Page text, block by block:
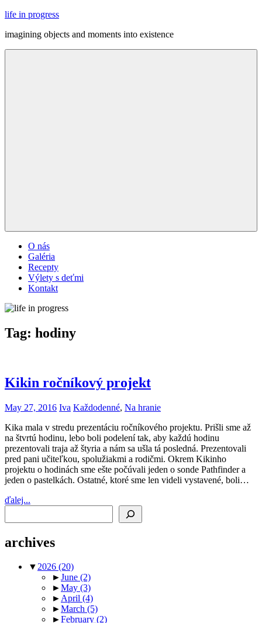
Skip
content
life in progress
imagining objects and moments into existence
O nás
Galéria
Recepty
Výlety s deťmi
Kontakt
Tag: hodiny
Kikin ročníkový projekt
May 27, 2016 Iva Každodenné, Na hranie
Kika mala v stredu prezentáciu ročníkového projektu. Prišli sme až
na štvrtú hodinu, lebo boli podelení tak, aby každú hodinu
prezentovali traja až štyria a nám sa ušla tá posledná. Prezentovali
pred pani učiteľkou, spolužiakmi a rodičmi. Okrem Kikinho
projektu o hodinách sme ešte počúvali jeden o sonde Pathfinder a
jeden o pastelkách. Ostatné, ktoré sme len videli vystavené, boli…
ďalej...
archives
▼2026 (20)
►June (2)
►May (3)
►April (4)
►March (5)
►February (2)